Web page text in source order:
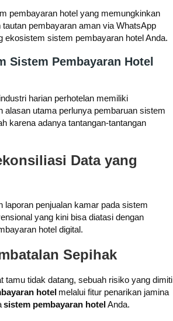
pembayaran hotel yang memungkinkan
pembayaran aman via WhatsApp
ekosistem sistem pembayaran hotel Anda.
Sistem Pembayaran Hotel
harian perhotelan memiliki
alasan utama perlunya pembaruan sistem
karena adanya tantangan-tantangan
Data yang
laporan penjualan kamar pada sistem
yang kini bisa diatasi dengan
hotel digital.
Sepihak
tamu tidak datang, sebuah risiko yang dimiti
hotel melalui fitur penarikan jamina
sistem pembayaran hotelAnda.